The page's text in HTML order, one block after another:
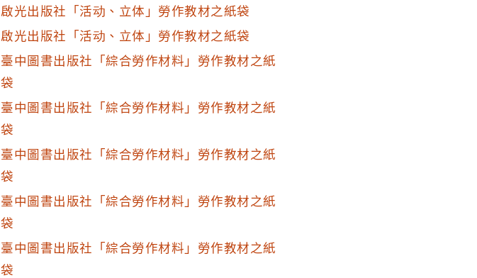
啟光出版社「活动、立体」勞作教材之紙袋
啟光出版社「活动、立体」勞作教材之紙袋
臺中圖書出版社「綜合勞作材料」勞作教材之紙
袋
臺中圖書出版社「綜合勞作材料」勞作教材之紙
袋
臺中圖書出版社「綜合勞作材料」勞作教材之紙
袋
臺中圖書出版社「綜合勞作材料」勞作教材之紙
袋
臺中圖書出版社「綜合勞作材料」勞作教材之紙
袋